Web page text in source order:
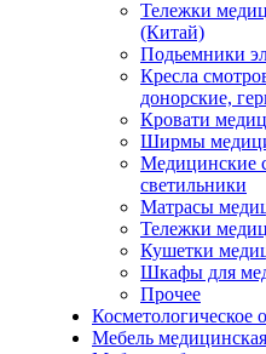
Тележки
(Китай)
Подьемники
Кресла
донорские,
Кровати
Ширмы
Медицинские
светильники
Матрасы
Тележки
Кушетки
Шкафы для
Прочее
Косметологическое
Мебель медицинская